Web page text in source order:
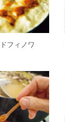
フィノワ